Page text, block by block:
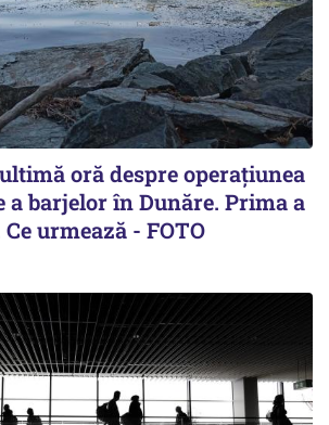
oră despre operațiunea
a barjelor în Dunăre. Prima a
urmează - FOTO